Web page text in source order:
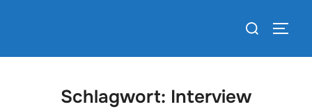
Suchen
Schlagwort: Interview